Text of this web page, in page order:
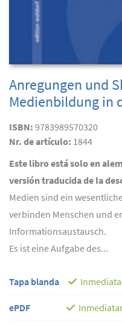
Anregungen und
Medienbildung in
ISBN: 9783989570320
Nr. de artículo: 1844
Este libro está solo en
versión traducida de la
Medien sind ein
verbinden Menschen und
Informationsaustausch.
Es ist eine Aufgabe des...
Tapa blanda
ePDF